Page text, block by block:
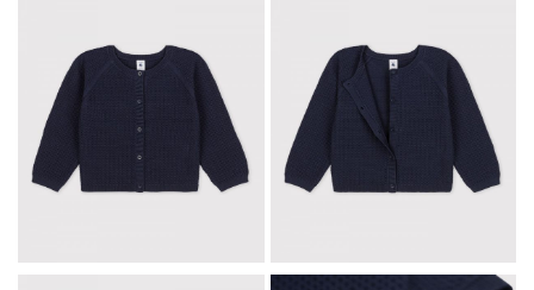
-10% pour tout paiement par carte bancaire (hors promo)